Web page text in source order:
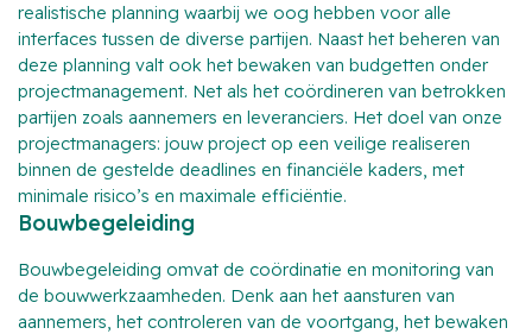
realistische planning waarbij we oog hebben voor alle
interfaces tussen de diverse partijen. Naast het beheren van
deze planning valt ook het bewaken van budgetten onder
projectmanagement. Net als het coördineren van betrokken
partijen zoals aannemers en leveranciers. Het doel van onze
projectmanagers: jouw project op een veilige realiseren
binnen de gestelde deadlines en financiële kaders, met
minimale risico’s en maximale efficiëntie.
Bouwbegeleiding
Bouwbegeleiding omvat de coördinatie en monitoring van
de bouwwerkzaamheden. Denk aan het aansturen van
aannemers, het controleren van de voortgang, het bewaken